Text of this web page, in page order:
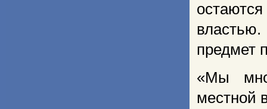
предмет
«Мы
местной